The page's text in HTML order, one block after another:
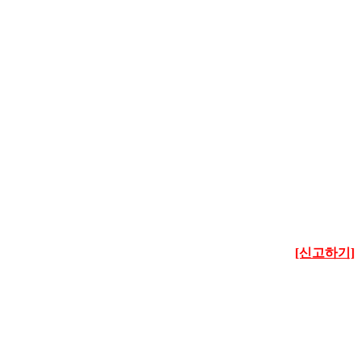
[신고하기]